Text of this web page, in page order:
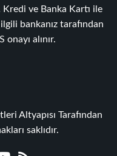
ve Banka Kartı ile
bankanız tarafından
alınır.
Altyapısı Tarafından
saklıdır.